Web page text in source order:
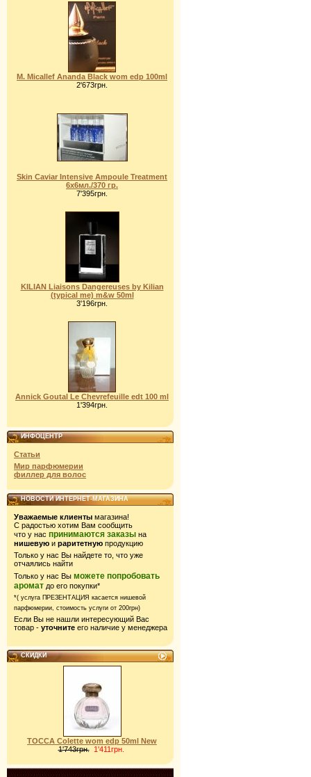
M. Micallef Ananda Black wom edp 100ml
2'673грн.
Skin Caviar Intensive Ampoule Treatment
6x6мл./370 гр.
7'395грн.
KILIAN Liaisons Dangereuses by Kilian
(typical me) m&w 50ml
3'196грн.
Annick Goutal Le Chevrefeuille edt 100 ml
1'394грн.
ИНФОЦЕНТР
Статьи
Мир парфюмерии
филлер для волос
НОВОСТИ ИНТЕРНЕТ-МАГАЗИНА
Уважаемые клиенты магазина!
С радостью хотим Вам сообщить
что у нас принимаются заказы на
нишевую и раритетную продукцию
Только у нас Вы найдете то, что уже
отчаялись найти
Только у нас Вы можете попробовать
аромат до его покупки*
*( услуга ПРЕЗЕНТАЦИЯ касается нишевой
парфюмерии, стоимость услуги от 200грн)
Если Вы не нашли интересующий Вас
товар - уточните его наличие у менеджера
СКИДКИ
TOCCA Colette wom edp 50ml New
1'743грн.
1'411грн.